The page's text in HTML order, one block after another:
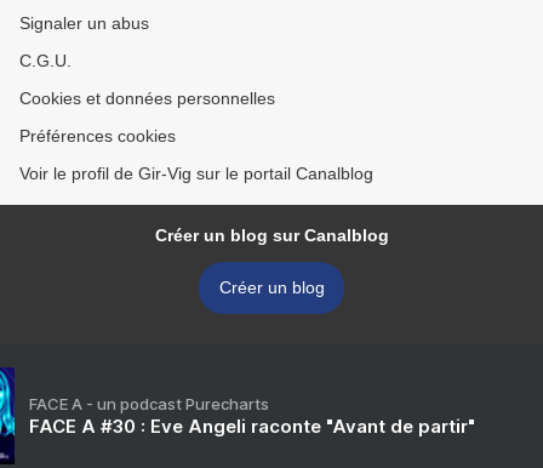
Signaler un abus
C.G.U.
Cookies et données personnelles
Préférences cookies
Voir le profil de Gir-Vig sur le portail Canalblog
Créer un blog sur Canalblog
Créer un blog
FACE A - un podcast Purecharts
FACE A #30 : Eve Angeli raconte "Avant de partir"